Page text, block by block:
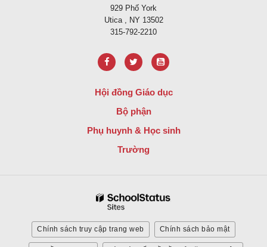
929 Phố York
Utica , NY 13502
315-792-2210
Hội đồng Giáo dục
Bộ phận
Phụ huynh & Học sinh
Trường
Chính sách truy cập trang web Chính sách bảo mật